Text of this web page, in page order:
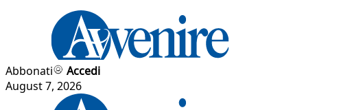
Abbonati
Accedi
August 7, 2026